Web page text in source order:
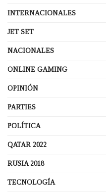
INTERNACIONALES
JET SET
NACIONALES
ONLINE GAMING
OPINIÓN
PARTIES
POLÍTICA
QATAR 2022
RUSIA 2018
TECNOLOGÍA